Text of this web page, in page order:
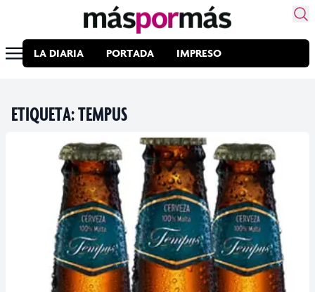
LA DIARIA PORTADA IMPRESO
ETIQUETA:TEMPUS